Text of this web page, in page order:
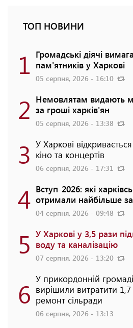
ТОП НОВИНИ
1 Громадські діячі
пам'ятників у Харкові
05 серпня, 2026 - 16:10
2 Немовлятам видають
за гроші харків'ян
05 серпня, 2026 - 13:38
3 У Харкові
кіно та концертів
06 серпня, 2026 - 17:31
4 Вступ-2026: які
отримали найбільше
04 серпня, 2026 - 09:48
5 У Харкові у 3,5 рази
воду та каналізацію
07 серпня, 2026 - 13:20
6 У прикордонній
вирішили витратити
ремонт сільради
06 серпня, 2026 - 13:13